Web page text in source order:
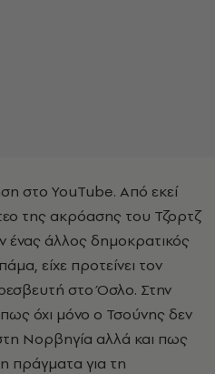
στο YouTube. Από εκεί
της ακρόασης του Τζορτζ
ένας άλλος δημοκρατικός
είχε προτείνει τον
στο Όσλο. Στην
όχι μόνο ο Τσούνης δεν
Νορβηγία αλλά και πως
πράγματα για τη